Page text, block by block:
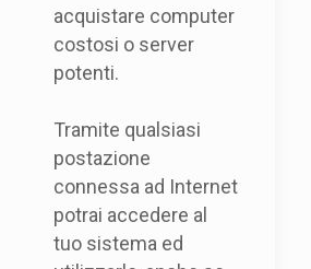
acquistare computer
costosi o server
potenti.
Tramite qualsiasi
postazione
connessa ad Internet
potrai accedere al
tuo sistema ed